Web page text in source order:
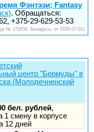
Фэнтэзи; Fantasy
. Обращаться:
+375-29-629-53-53
№ 172634, Беларусь, от 2026-07-01)
центр "Бермуды" в
(Молодечненский
бел. рублей,
1 смену в корпусе
12 дней